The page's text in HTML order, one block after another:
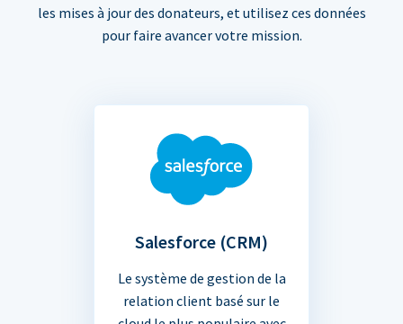
les mises à jour des donateurs, et utilisez ces données
pour faire avancer votre mission.
Salesforce (CRM)
Le système de gestion de la
relation client basé sur le